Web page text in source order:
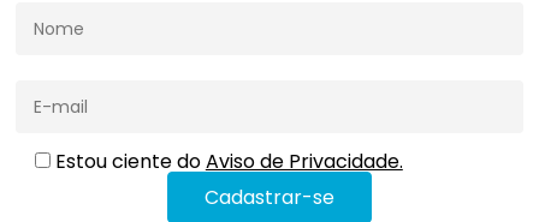
Estou ciente doAviso de Privacidade.